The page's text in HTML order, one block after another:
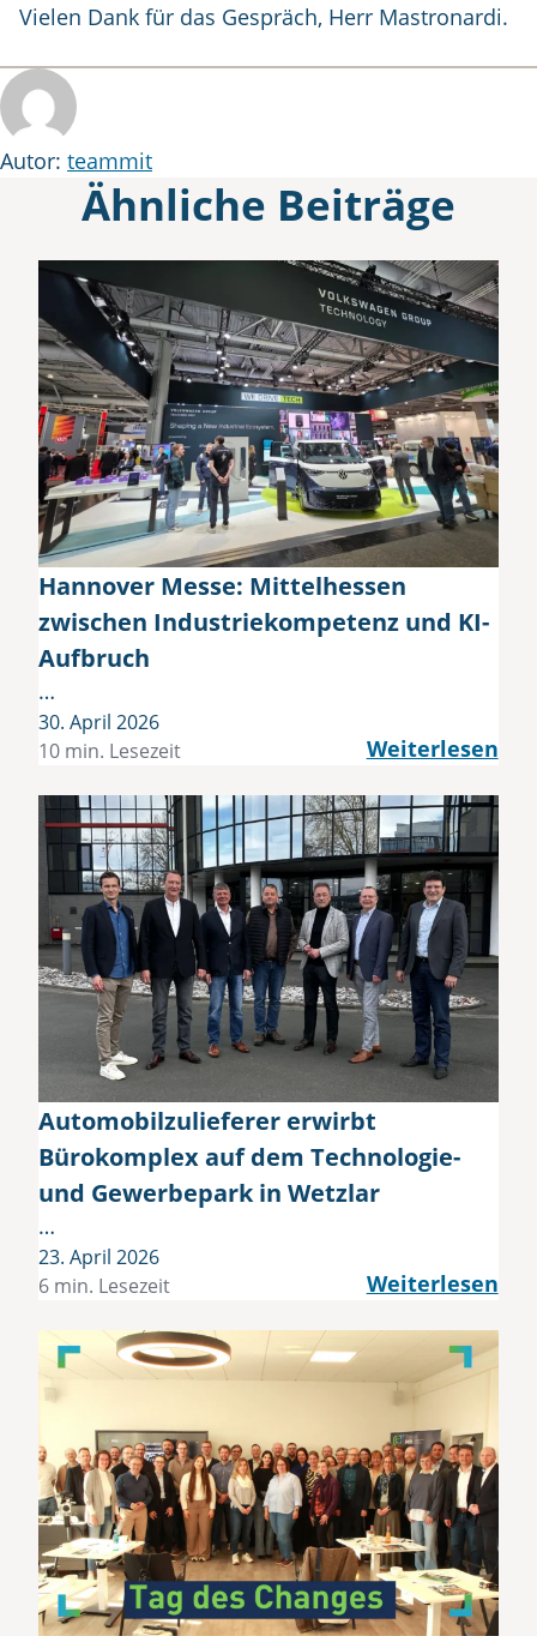
Vielen Dank für das Gespräch, Herr Mastronardi.
Autor: Autor
teammit
Ähnliche Beiträge
Hannover Messe: Mittelhessen
zwischen Industriekompetenz und KI-
Aufbruch
…
30. April 2026
10 min. Lesezeit
Weiterlesen
Automobilzulieferer erwirbt
Bürokomplex auf dem Technologie-
und Gewerbepark in Wetzlar
…
23. April 2026
6 min. Lesezeit
Weiterlesen